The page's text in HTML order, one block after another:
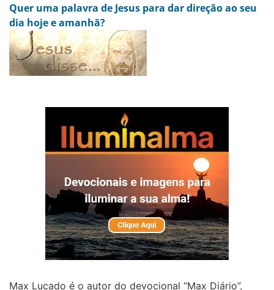
Quer uma palavra de Jesus para dar direção ao seu
dia hoje e amanhã?
Max Lucado é o autor do devocional “Max Diário”,